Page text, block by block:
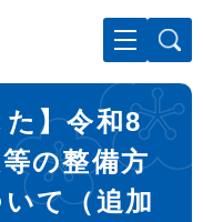
文へ
た】令和8
の整備方
て（追加